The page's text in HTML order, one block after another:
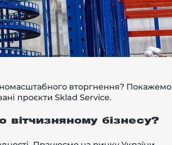
вторгнення? Покажемо
проєкти Sklad Service.
вітчизняному бізнесу?